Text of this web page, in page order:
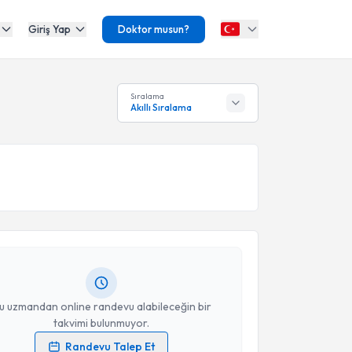
Giriş Yap Doktor musun?
Sıralama
Akıllı Sıralama
uzmandan online randevu alabileceğin bir
takvimi bulunmuyor.
Randevu Talep Et